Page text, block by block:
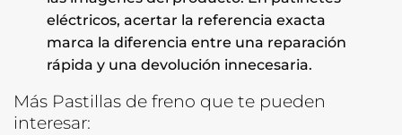
eléctricos, acertar la referencia exacta
marca la diferencia entre una reparación
rápida y una devolución innecesaria.
Más Pastillas de freno que te pueden
interesar: